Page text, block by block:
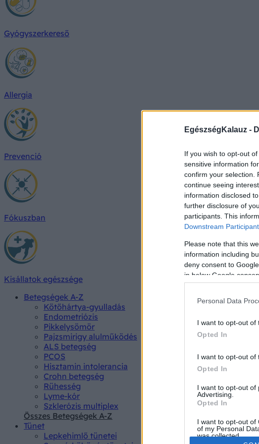
EgészségKalauz -
If you wish to opt-out
sensitive information
confirm your selection.
continue seeing
information disclosed
further disclosure of
participants. This
Downstream
Please note that this
information including
deny consent to
in below Google
Personal Data
I want to opt-out of
Opted In
I want to opt-out of
Opted In
I want to opt-out of
Advertising.
Opted In
I want to opt-out of
of my Personal
was collected.
Gyógyszerkereső
Allergia
Prevenció
Fókuszban
Kisállatok egészsége
Betegségek A-Z
Kötőhártya-gyulladás
Endometriózis
Pikkelysömör
Pajzsmirigy alulműködés
ALS betegség
PCOS
Hisztamin intolerancia
Crohn betegség
Rühesség
Lyme-kór
Szklerózis multiplex
Összes Betegségek A-Z
Tünet
Lepkehimlő tünetei